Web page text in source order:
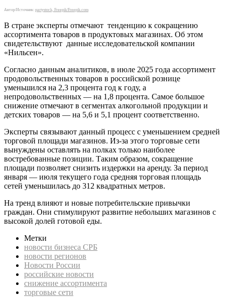
Автор/Источник: partystock, Freepik/Freepik.com
В стране эксперты отмечают тенденцию к сокращению
ассортимента товаров в продуктовых магазинах. Об этом
свидетельствуют данные исследовательской компании
«Нильсен».
Согласно данным аналитиков, в июле 2025 года ассортимент
продовольственных товаров в российской рознице
уменьшился на 2,3 процента год к году, а
непродовольственных — на 1,8 процента. Самое большое
снижение отмечают в сегментах алкогольной продукции и
детских товаров — на 5,6 и 5,1 процент соответственно.
Эксперты связывают данный процесс с уменьшением средней
торговой площади магазинов. Из-за этого торговые сети
вынуждены оставлять на полках только наиболее
востребованные позиции. Таким образом, сокращение
площади позволяет снизить издержки на аренду. За период
января — июля текущего года средняя торговая площадь
сетей уменьшилась до 312 квадратных метров.
На тренд влияют и новые потребительские привычки
граждан. Они стимулируют развитие небольших магазинов с
высокой долей готовой еды.
Метки
новости бизнеса СРБ
новости регионов
Новости России
российские новости
снижение ассортимента
торговые сети